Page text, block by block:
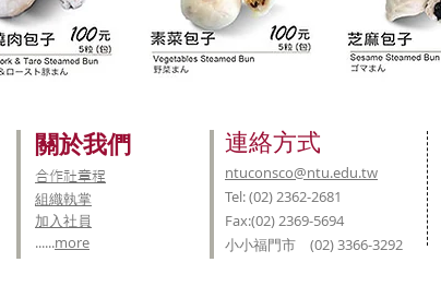
關於我們
合作社章程
組織執掌
加入社員
......more
連絡方式
ntuconsco@ntu.edu.tw
Tel: (02) 2362-2681
Fax:(02) 2369-5694
小小福門市 (02) 3366-3292